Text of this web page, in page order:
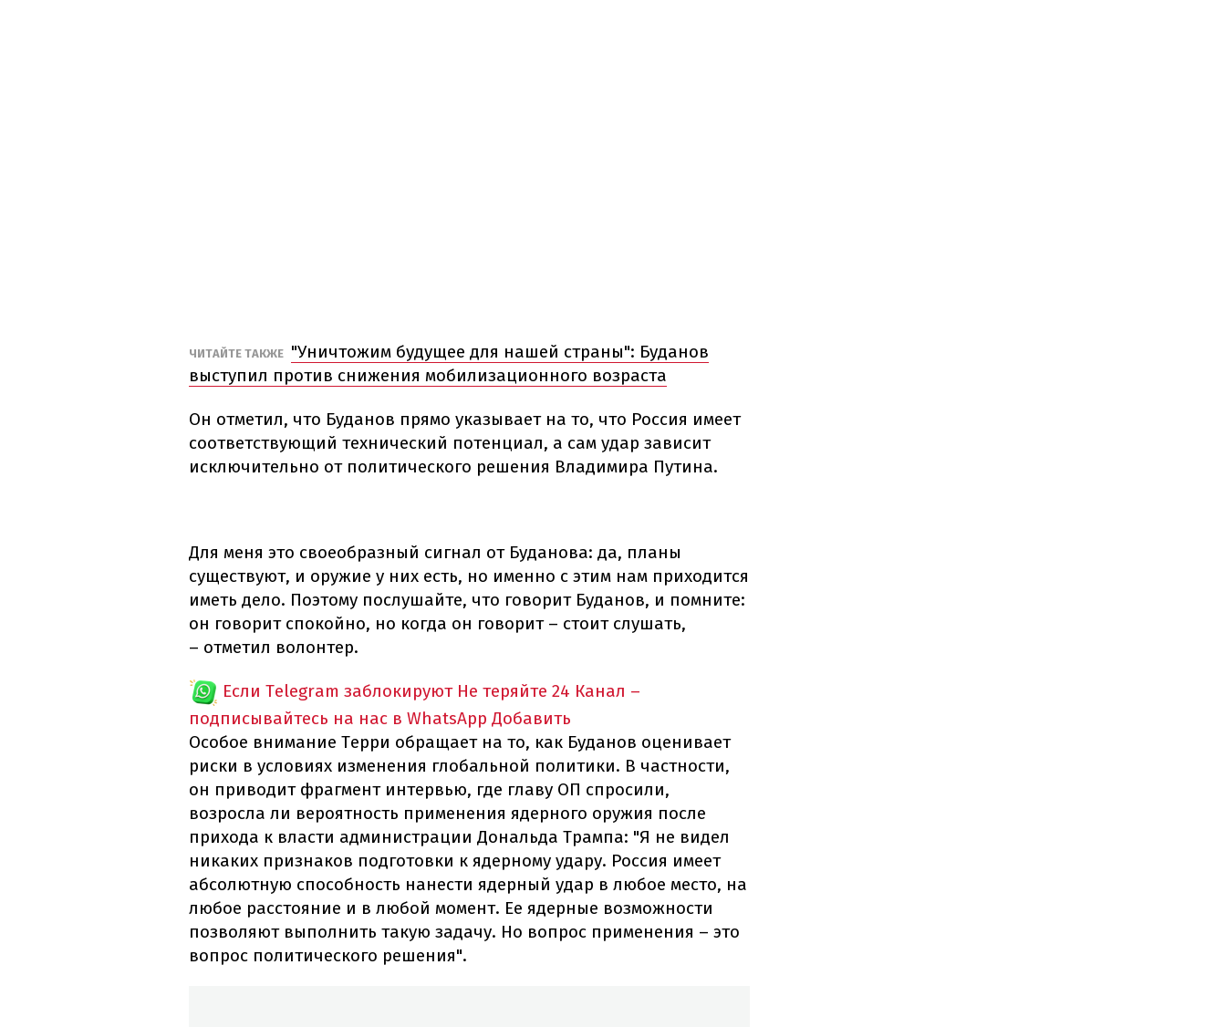
ЧИТАЙТЕ ТАКЖЕ "Уничтожим будущее для нашей страны": Буданов
выступил против снижения мобилизационного возраста
Он отметил, что Буданов прямо указывает на то, что Россия имеет
соответствующий технический потенциал, а сам удар зависит
исключительно от политического решения Владимира Путина.
Для меня это своеобразный сигнал от Буданова: да, планы
существуют, и оружие у них есть, но именно с этим нам приходится
иметь дело. Поэтому послушайте, что говорит Буданов, и помните:
он говорит спокойно, но когда он говорит – стоит слушать,
– отметил волонтер.
Если Telegram заблокируют Не теряйте 24 Канал –
подписывайтесь на нас в WhatsApp Добавить
Особое внимание Терри обращает на то, как Буданов оценивает
риски в условиях изменения глобальной политики. В частности,
он приводит фрагмент интервью, где главу ОП спросили,
возросла ли вероятность применения ядерного оружия после
прихода к власти администрации Дональда Трампа: "Я не видел
никаких признаков подготовки к ядерному удару. Россия имеет
абсолютную способность нанести ядерный удар в любое место, на
любое расстояние и в любой момент. Ее ядерные возможности
позволяют выполнить такую задачу. Но вопрос применения – это
вопрос политического решения".